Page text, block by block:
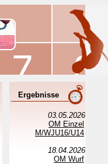
Ergebnisse
03.05.2026
OM Einzel
M/WJU16/U14
18.04.2026
OM Wurf